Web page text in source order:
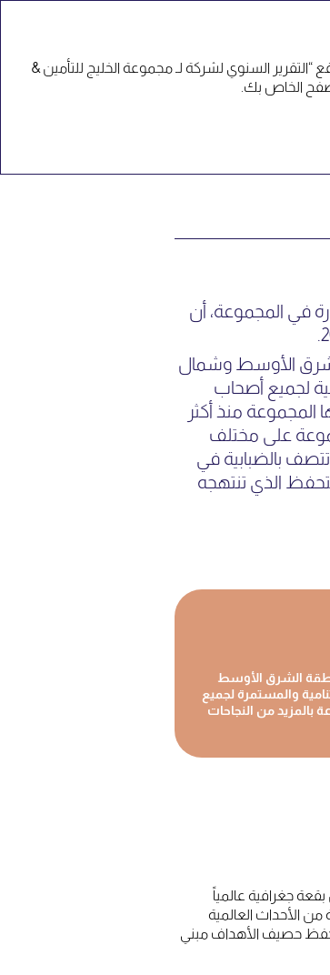
في المجموعة، أن
الأوسط وشمال
لجميع أصحاب
المجموعة منذ أكثر
على مختلف
تتصف بالضبابية في
الذي تنتهجه
الشرق الأوسط
والمستمرة لجميع
بالمزيد من النجاحات
بقعة جغرافية عالمياً
الأحداث العالمية
حصيف الأهداف مبني
السنوي لشركة لـ مجموعة الخليج للتأمين &